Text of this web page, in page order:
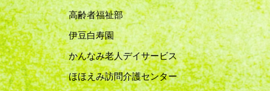
高齢者福祉部
伊豆白寿園
かんなみ老人デイサービス
ほほえみ訪問介護センター